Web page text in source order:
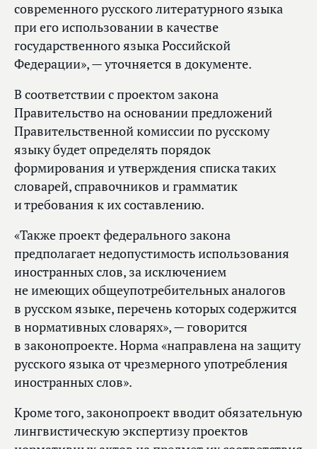
современного русского литературного языка
при его использовании в качестве
государственного языка Российской
Федерации», — уточняется в документе.
В соответствии с проектом закона
Правительство на основании предложений
Правительственной комиссии по русскому
языку будет определять порядок
формирования и утверждения списка таких
словарей, справочников и грамматик
и требования к их составлению.
«Также проект федерального закона
предполагает недопустимость использования
иностранных слов, за исключением
не имеющих общеупотребительных аналогов
в русском языке, перечень которых содержится
в нормативных словарях», — говорится
в законопроекте. Норма «направлена на защиту
русского языка от чрезмерного употребления
иностранных слов».
Кроме того, законопроект вводит обязательную
лингвистическую экспертизу проектов